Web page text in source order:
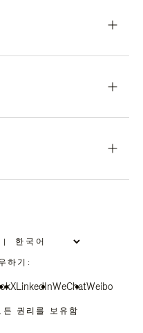
|
하기:
XLinkedInWeChatWeibo
권리를 보유함